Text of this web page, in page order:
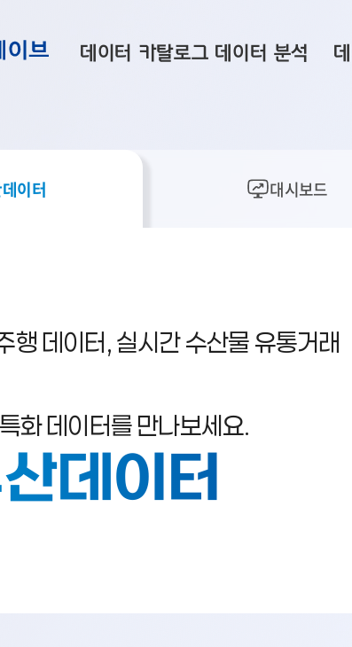
데이터 카탈로그 데이터 분석
셀프 분석
데이
이터 대시보드
행 데이터, 실시간 수산물 유통거래
화 데이터를 만나보세요.
데이터